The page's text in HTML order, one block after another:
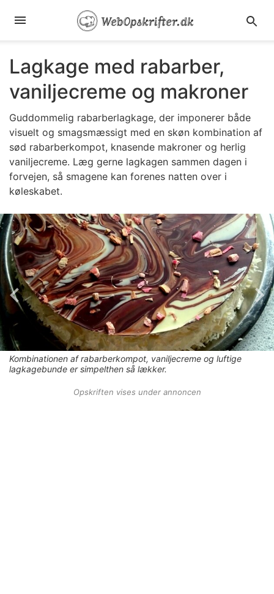
Lagkage med rabarber,
vaniljecreme og makroner
Guddommelig rabarberlagkage, der imponerer både
visuelt og smagsmæssigt med en skøn kombination af
sød rabarberkompot, knasende makroner og herlig
vaniljecreme. Læg gerne lagkagen sammen dagen i
forvejen, så smagene kan forenes natten over i
køleskabet.
Kombinationen af rabarberkompot, vaniljecreme og luftige
lagkagebunde er simpelthen så lækker.
Opskriften vises under annoncen